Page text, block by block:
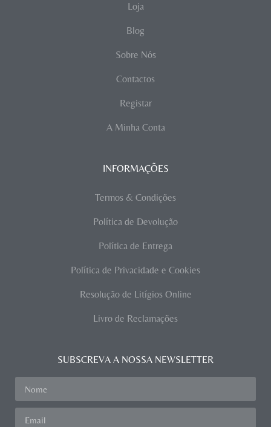
Loja
Blog
Sobre Nós
Contactos
Registar
A Minha Conta
INFORMAÇÕES
Termos & Condições
Política de Devolução
Política de Entrega
Política de Privacidade e Cookies
Resolução de Litígios Online
Livro de Reclamações
SUBSCREVA A NOSSA NEWSLETTER